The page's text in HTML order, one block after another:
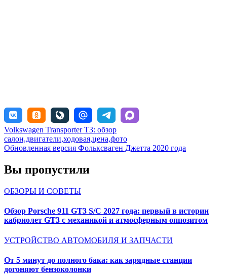
Навигация
по
Volkswagen Transporter T3: обзор
салон,двигатели,ходовая,цена,фото
Обновленная версия Фольксваген Джетта 2020 года
Вы пропустили
ОБЗОРЫ И СОВЕТЫ
Обзор Porsche 911 GT3 S/C 2027 года: первый в истории
кабриолет GT3 с механикой и атмосферным оппозитом
УСТРОЙСТВО АВТОМОБИЛЯ И ЗАПЧАСТИ
От 5 минут до полного бака: как зарядные станции
догоняют бензоколонки